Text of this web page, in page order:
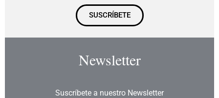
SUSCRÍBETE
Newsletter
Suscríbete a nuestro Newsletter